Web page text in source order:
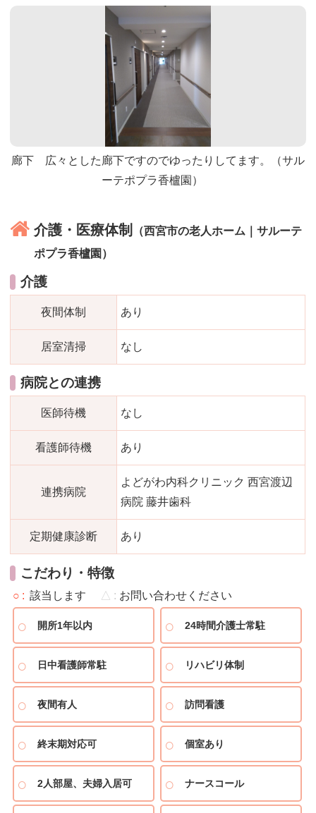
廊下 広々とした廊下ですのでゆったりしてます。（サル
ーテポプラ香櫨園）
介護・医療体制
（西宮市の老人ホーム｜サルーテ
ポプラ香櫨園）
介護
夜間体制 あり
居室清掃 なし
病院との連携
医師待機 なし
看護師待機 あり
連携病院
よどがわ内科クリニック 西宮渡辺
病院 藤井歯科
定期健康診断 あり
こだわり・特徴
○ 該当します △ お問い合わせください
開所1年以内 24時間介護士常駐
日中看護師常駐 リハビリ体制
夜間有人 訪問看護
終末期対応可 個室あり
2人部屋、夫婦入居可 ナースコール